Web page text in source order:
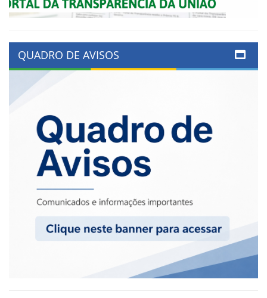
QUADRO DE AVISOS